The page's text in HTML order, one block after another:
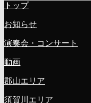
トップ
お知らせ
演奏会・コンサート
動画
郡山エリア
須賀川エリア